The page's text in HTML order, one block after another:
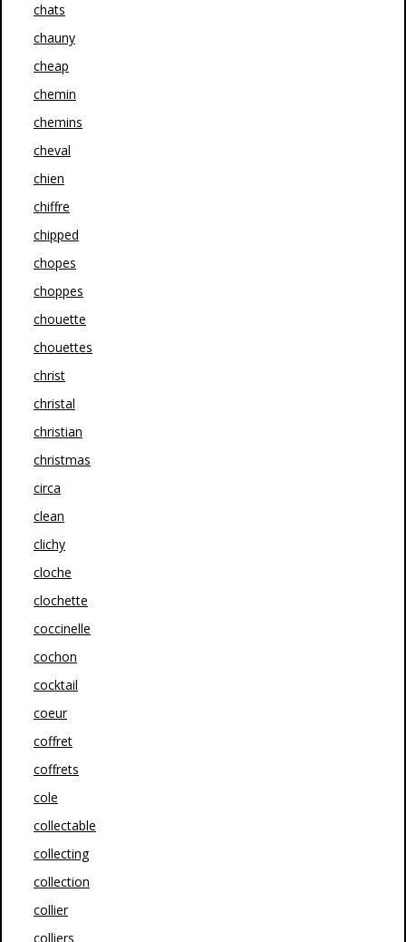
chats
chauny
cheap
chemin
chemins
cheval
chien
chiffre
chipped
chopes
choppes
chouette
chouettes
christ
christal
christian
christmas
circa
clean
clichy
cloche
clochette
coccinelle
cochon
cocktail
coeur
coffret
coffrets
cole
collectable
collecting
collection
collier
colliers